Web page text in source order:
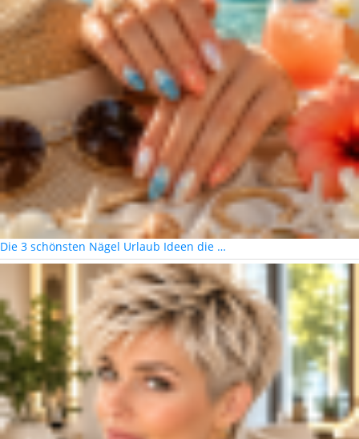
Die 3 schönsten Nägel Urlaub Ideen die …